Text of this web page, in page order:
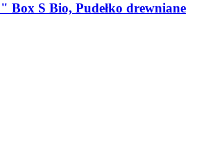
Box S Bio, Pudełko drewniane